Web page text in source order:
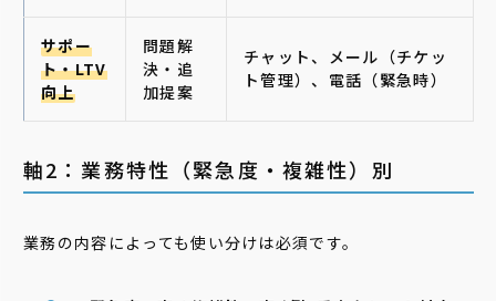
サポー
ト・LTV
向上
問題解
決・追
加提案
チャット、メール（チケッ
ト管理）、電話（緊急時）
軸2：業務特性（緊急度・複雑性）別
業務の内容によっても使い分けは必須です。